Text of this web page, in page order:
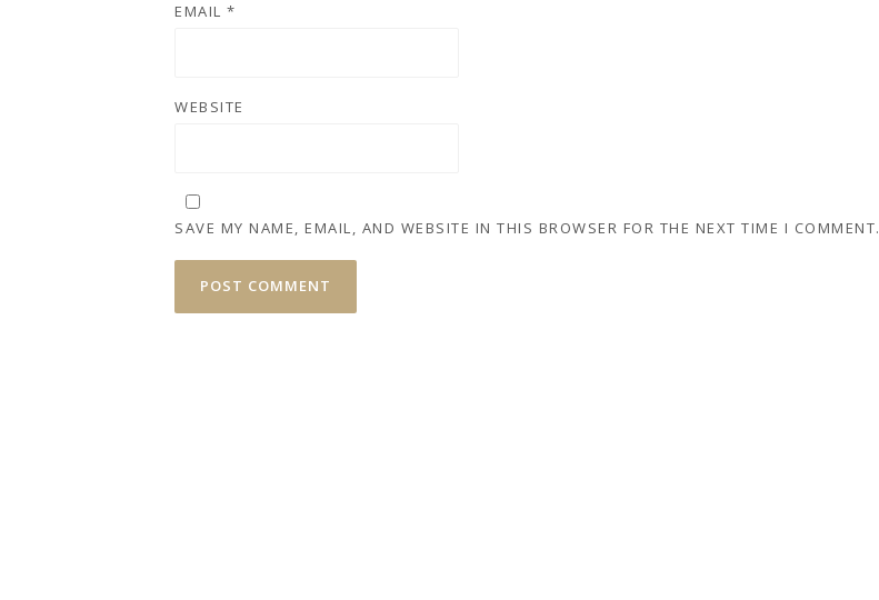
EMAIL *
WEBSITE
SAVE MY NAME, EMAIL, AND WEBSITE IN THIS BROWSER FOR THE NEXT TIME I COMMENT.